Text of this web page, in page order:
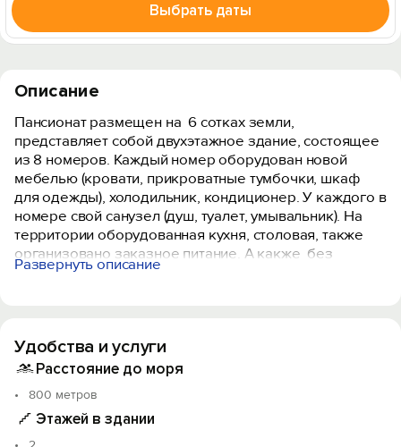
Выбрать даты
Описание
Пансионат размещен на 6 сотках земли,
представляет собой двухэтажное здание, состоящее
из 8 номеров. Каждый номер оборудован новой
мебелью (кровати, прикроватные тумбочки, шкаф
для одежды), холодильник, кондиционер. У каждого в
номере свой санузел (душ, туалет, умывальник). На
территории оборудованная кухня, столовая, также
организовано заказное питание. А какже без
шашлычка и вечерних посиделок? Для взрослых -
Песчаный пляж протяженностью 4 км в 7 минутах
ходьбы от пансионата, неглубокое море. Отличный
морские аттракционы, ларьки. Рядом есть озера с
лечебными грязями и соленой целебной водой, что
позволит не только отдохнуть, но и оздоровиться.
Развернуть описание
Удобства и услуги
Расстояние до моря
800 метров
Этажей в здании